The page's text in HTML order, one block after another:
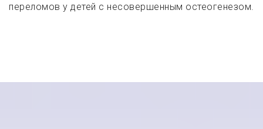
переломов у детей с несовершенным остеогенезом.